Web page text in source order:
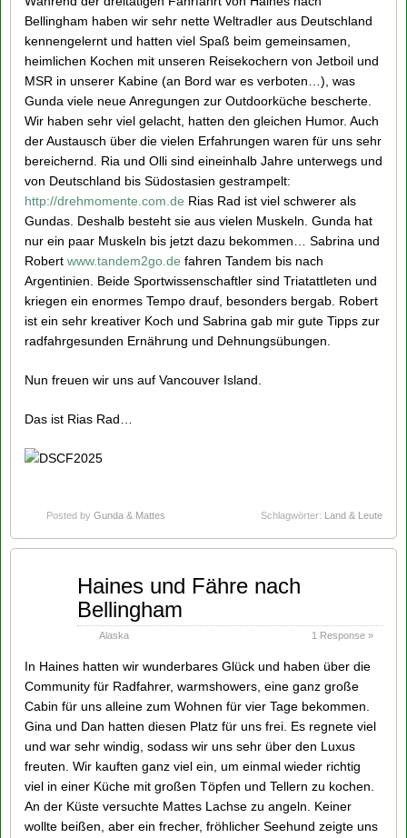
Bellingham haben wir sehr nette Weltradler aus Deutschland
kennengelernt und hatten viel Spaß beim gemeinsamen,
heimlichen Kochen mit unseren Reisekochern von Jetboil und
MSR in unserer Kabine (an Bord war es verboten…), was
Gunda viele neue Anregungen zur Outdoorküche bescherte.
Wir haben sehr viel gelacht, hatten den gleichen Humor. Auch
der Austausch über die vielen Erfahrungen waren für uns sehr
bereichernd. Ria und Olli sind eineinhalb Jahre unterwegs und
von Deutschland bis Südostasien gestrampelt:
http://drehmomente.com.de Rias Rad ist viel schwerer als
Gundas. Deshalb besteht sie aus vielen Muskeln. Gunda hat
nur ein paar Muskeln bis jetzt dazu bekommen… Sabrina und
Robert www.tandem2go.de fahren Tandem bis nach
Argentinien. Beide Sportwissenschaftler sind Triatattleten und
kriegen ein enormes Tempo drauf, besonders bergab. Robert
ist ein sehr kreativer Koch und Sabrina gab mir gute Tipps zur
radfahrgesunden Ernährung und Dehnungsübungen.
Nun freuen wir uns auf Vancouver Island.
Das ist Rias Rad…
Posted by Gunda & Mattes Schlagwörter: Land & Leute
Haines und Fähre nach
Bellingham
Alaska 1 Response »
In Haines hatten wir wunderbares Glück und haben über die
Community für Radfahrer, warmshowers, eine ganz große
Cabin für uns alleine zum Wohnen für vier Tage bekommen.
Gina und Dan hatten diesen Platz für uns frei. Es regnete viel
und war sehr windig, sodass wir uns sehr über den Luxus
freuten. Wir kauften ganz viel ein, um einmal wieder richtig
viel in einer Küche mit großen Töpfen und Tellern zu kochen.
An der Küste versuchte Mattes Lachse zu angeln. Keiner
wollte beißen, aber ein frecher, fröhlicher Seehund zeigte uns